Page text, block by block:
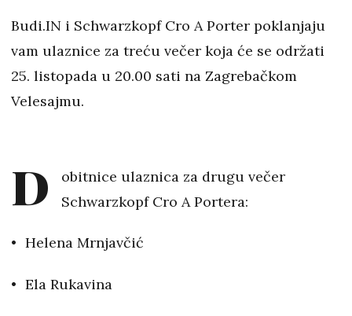
Budi.IN i Schwarzkopf Cro A Porter poklanjaju
vam ulaznice za treću večer koja će se održati
25. listopada u 20.00 sati na Zagrebačkom
Velesajmu.
D
obitnice ulaznica za drugu večer
Schwarzkopf Cro A Portera:
Helena Mrnjavčić
Ela Rukavina